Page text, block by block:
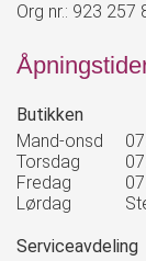
Org nr.: 923 257
Butikken
Mand-onsd
Torsdag
Fredag
Lørdag
Serviceavdeling